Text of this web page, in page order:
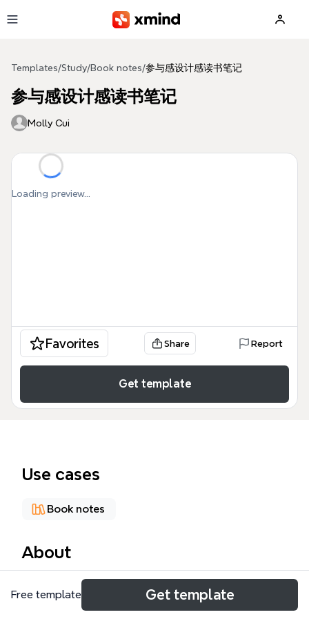
Templates/Study/Book notes/参与感设计感读书笔记
参与感设计感读书笔记
Molly Cui
Loading preview...
Favorites Share Report
Get template
Use cases
Book notes
About
《参与感设计感读书笔记》是一份专为产品经理、设计
师和营销人员打造的知识整理模板，基于黎万强《参与
Free template Get template